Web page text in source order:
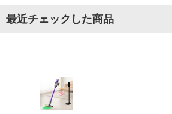
い気がするので、コ－ド付きの掃除機と
軽いのに吸引力はバッチ
最近チェックした商品